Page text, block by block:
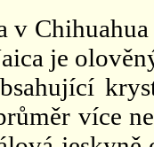
v
je
více